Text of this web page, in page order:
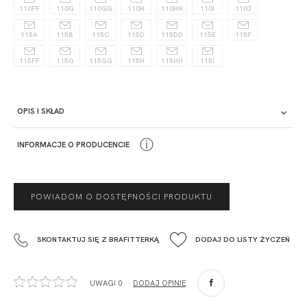
110FF 110G 110GG 110H 110HH 110I 110J
115A 115B 115C 115D 115DD 115E 115F
115FF 115G 115GG 115H 115HH 115I
OPIS I SKŁAD
INFORMACJE O PRODUCENCIE
Fashiontex Group Sp.z o.o. Spółka komandytowa
+48 42 719 43 15
Ul. Sienkiewicza 73 lok. 7,
90-057
ⓘ
POWIADOM O DOSTĘPNOŚCI PRODUKTU
SKONTAKTUJ SIĘ Z BRAFITTERKĄ DODAJ DO LISTY ŻYCZEŃ
UWAGI 0 DODAJ OPINIĘ